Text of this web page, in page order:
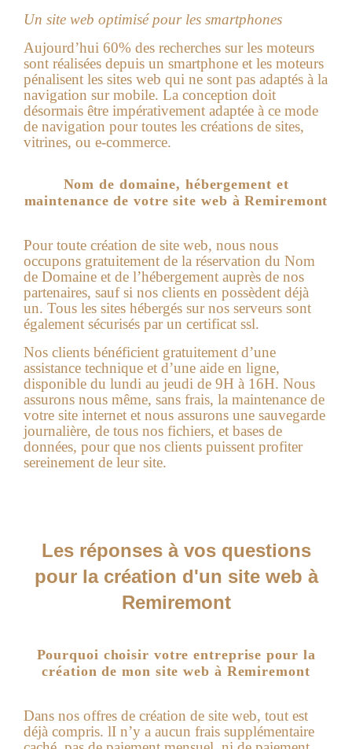
Un site web optimisé pour les smartphones
Aujourd’hui 60% des recherches sur les moteurs
sont réalisées depuis un smartphone et les moteurs
pénalisent les sites web qui ne sont pas adaptés à la
navigation sur mobile. La conception doit
désormais être impérativement adaptée à ce mode
de navigation pour toutes les créations de sites,
vitrines, ou e-commerce.
Nom de domaine, hébergement et
maintenance de votre site web à Remiremont
Pour toute création de site web, nous nous
occupons gratuitement de la réservation du Nom
de Domaine et de l’hébergement auprès de nos
partenaires, sauf si nos clients en possèdent déjà
un. Tous les sites hébergés sur nos serveurs sont
également sécurisés par un certificat ssl.
Nos clients bénéficient gratuitement d’une
assistance technique et d’une aide en ligne,
disponible du lundi au jeudi de 9H à 16H. Nous
assurons nous même, sans frais, la maintenance de
votre site internet et nous assurons une sauvegarde
journalière, de tous nos fichiers, et bases de
données, pour que nos clients puissent profiter
sereinement de leur site.
Les réponses à vos questions
pour la création d'un site web à
Remiremont
Pourquoi choisir votre entreprise pour la
création de mon site web à Remiremont
Dans nos offres de création de site web, tout est
déjà compris. lI n’y a aucun frais supplémentaire